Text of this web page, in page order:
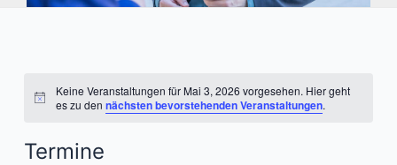
Hinweis
Keine Veranstaltungen für Mai 3, 2026 vorgesehen. Hier geht
es zu dennächsten bevorstehenden Veranstaltungen.
Termine